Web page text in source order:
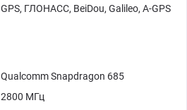
GPS, ГЛОНАСС, BeiDou, Galileo, A-GPS
Qualcomm Snapdragon 685
2800 МГц